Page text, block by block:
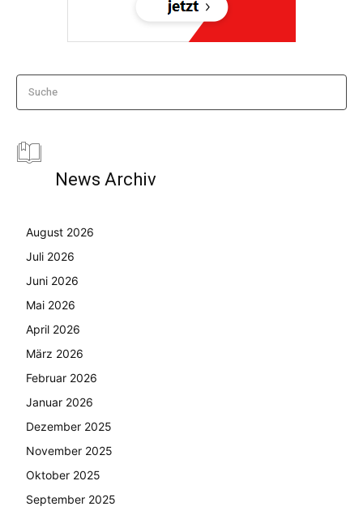
Suche
News Archiv
August 2026
Juli 2026
Juni 2026
Mai 2026
April 2026
März 2026
Februar 2026
Januar 2026
Dezember 2025
November 2025
Oktober 2025
September 2025